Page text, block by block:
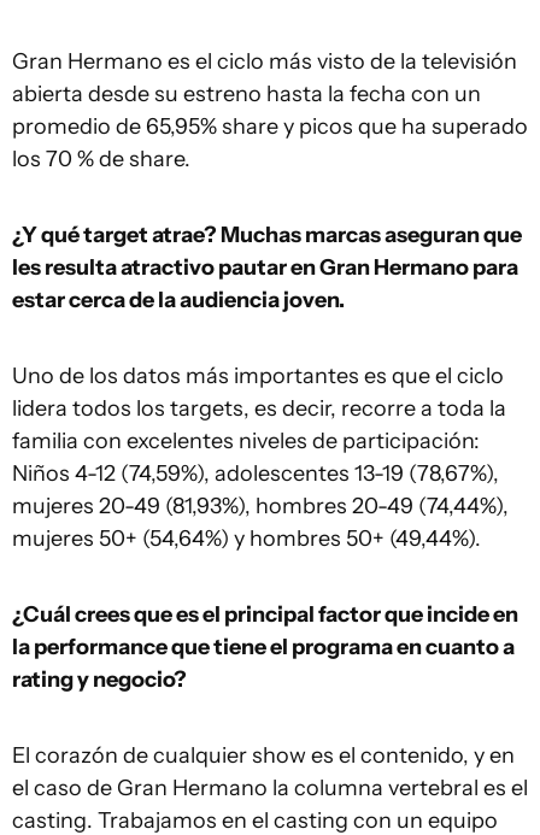
Gran Hermano es el ciclo más visto de la televisión
abierta desde su estreno hasta la fecha con un
promedio de 65,95% share y picos que ha superado
los 70 % de share.
¿Y qué target atrae? Muchas marcas aseguran que
les resulta atractivo pautar en Gran Hermano para
estar cerca de la audiencia joven.
Uno de los datos más importantes es que el ciclo
lidera todos los targets, es decir, recorre a toda la
familia con excelentes niveles de participación:
Niños 4-12 (74,59%), adolescentes 13-19 (78,67%),
mujeres 20-49 (81,93%), hombres 20-49 (74,44%),
mujeres 50+ (54,64%) y hombres 50+ (49,44%).
¿Cuál crees que es el principal factor que incide en
la performance que tiene el programa en cuanto a
rating y negocio?
El corazón de cualquier show es el contenido, y en
el caso de Gran Hermano la columna vertebral es el
casting. Trabajamos en el casting con un equipo